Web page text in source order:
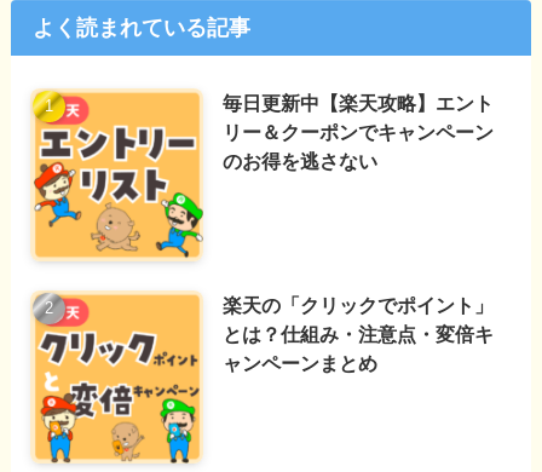
よく読まれている記事
毎日更新中【楽天攻略】エント
リー＆クーポンでキャンペーン
のお得を逃さない
楽天の「クリックでポイント」
とは？仕組み・注意点・変倍キ
ャンペーンまとめ